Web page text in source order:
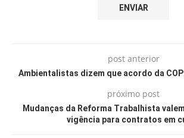
post anterior
Ambientalistas dizem que acordo da
próximo post
Mudanças da Reforma Trabalhista
vigência para contratos em